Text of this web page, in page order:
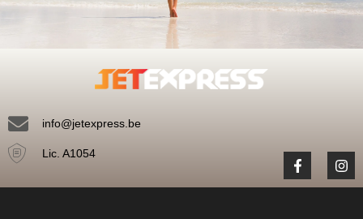
info@jetexpress.be
Lic. A1054